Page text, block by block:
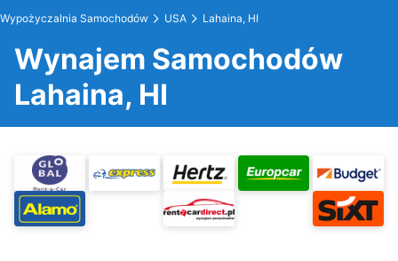
Wypożyczalnia Samochodów USA Lahaina, HI
Wynajem Samochodów
Lahaina, HI